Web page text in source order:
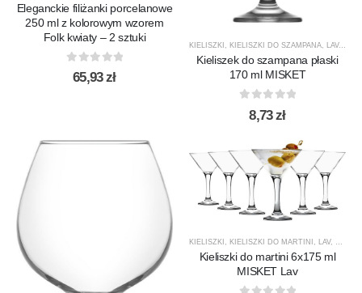
Eleganckie filiżanki porcelanowe
250 ml z kolorowym wzorem
Folk kwiaty – 2 sztuki
out of 5
65,93zł
KIELISZKI , KIELISZKI DO SZAMPANA, LAV,
Kieliszek do szampana płaski
170 ml MISKET
out of 5
8,73zł
KIELISZKI KIELISZKI DO MARTINI LAV,
Kieliszki do martini 6x175 ml
MISKET Lav